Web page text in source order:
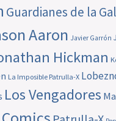
Guardianes de la
Aaron Javier Garrón
Hickman
La Imposible Patrulla-X
Los Vengadores